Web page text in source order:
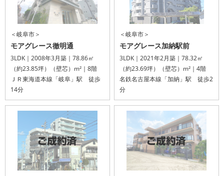
＜岐阜市＞
モアグレース徹明通
3LDK｜2008年3月築｜78.86㎡
（約23.85坪）（壁芯）m²｜8階
ＪＲ東海道本線「岐阜」駅 徒歩
14分
＜岐阜市＞
モアグレース加納駅前
3LDK｜2021年2月築｜78.32㎡
（約23.69坪）（壁芯）m²｜4階
名鉄名古屋本線「加納」駅 徒歩2
分